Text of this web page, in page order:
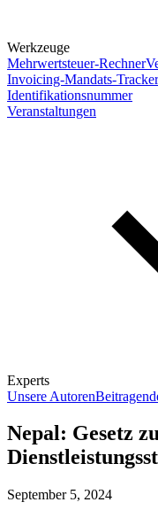
Werkzeuge
Mehrwertsteuer-Rechner
Invoicing-Mandats-Tracker
Identifikationsnummer
Veranstaltungen
Experts
Unsere Autoren
Nepal: Gesetz
September 5, 2024